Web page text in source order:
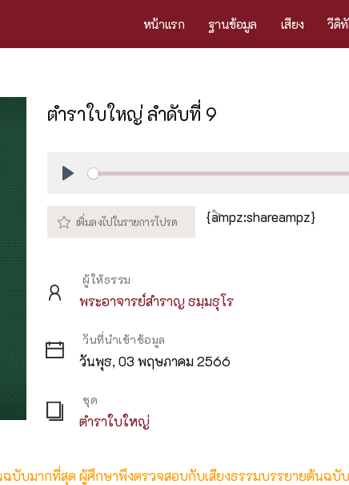
หน้าแรก ฐานข้อมูล เสียง วีดิ
ตำราใบใหญ่ ลำดับที่ 9
{ampz:shareampz}
ผู้ให้ธรรม
พระอาจารย์สำราญ ธมฺมธุโร
วันที่นำเข้าข้อมูล
วันพุธ, 03 พฤษภาคม 2566
ชุด
ตำราใบใหญ่
บับมากที่สุด ผู้ศึกษาพึงตรวจสอบกับเสียงธรรมบรรยายต้นฉบั